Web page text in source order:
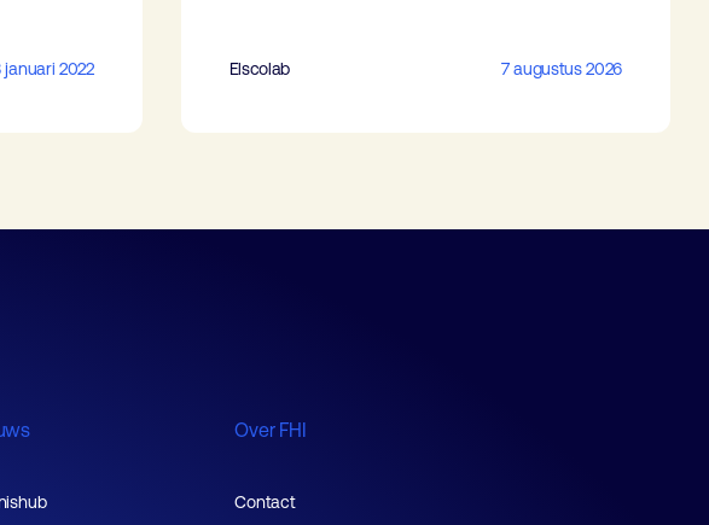
januari 2022 Elscolab 7 augustus 2026
Over FHI
Contact